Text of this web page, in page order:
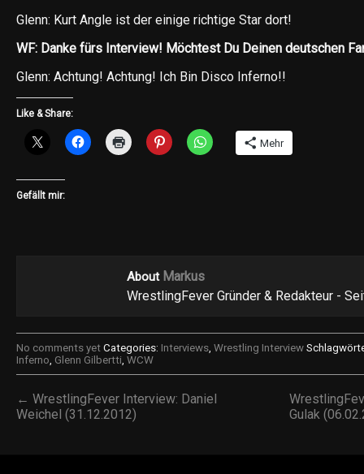
Glenn: Kurt Angle ist der einige richtige Star dort!
WF: Danke fürs Interview! Möchtest Du Deinen deutschen
Glenn: Achtung! Achtung! Ich Bin Disco Inferno!!
Like & Share:
Mehr
Gefällt mir:
About Markus
WrestlingFever Gründer & Redakteur -
No comments yet Categories: Interviews, Wrestling Interview
Inferno, Glenn Gilbertti, WCW
← WrestlingFever Interview: Daniel
Weichel (31.12.2012)
Gulak